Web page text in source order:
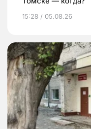
15:28 / 05.08.26